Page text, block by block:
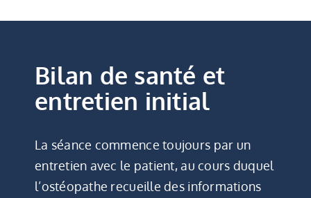
Bilan de santé et
entretien initial
La séance commence toujours par un
entretien avec le patient, au cours duquel
l’ostéopathe recueille des informations